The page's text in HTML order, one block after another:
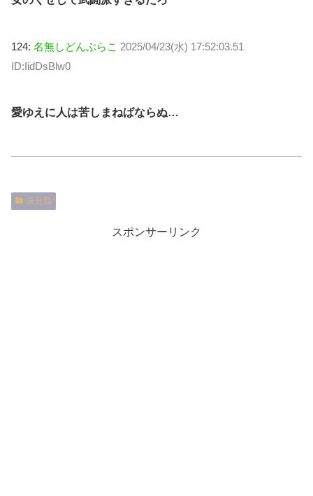
124: 名無しどんぶらこ 2025/04/23(水) 17:52:03.51
ID:IidDsBlw0
愛ゆえに人は苦しまねばならぬ…
未分類
スポンサーリンク